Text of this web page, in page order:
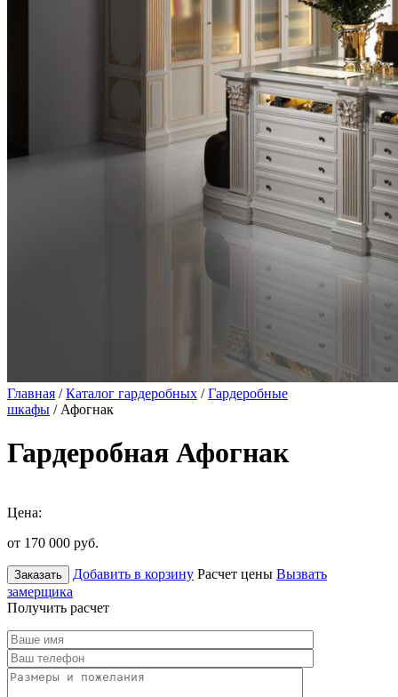
Главная /Каталог гардеробных /Гардеробные
шкафы / Афогнак
Гардеробная Афогнак
Цена:
от 170 000 руб.
Заказать Добавить в корзину Расчет цены Вызвать
замерщика
Получить расчет